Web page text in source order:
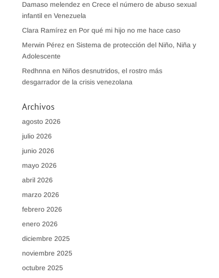
Damaso melendez en Crece el número de abuso sexual
infantil en Venezuela
Clara Ramírez en Por qué mi hijo no me hace caso
Merwin Pérez en Sistema de protección del Niño, Niña y
Adolescente
Redhnna en Niños desnutridos, el rostro más
desgarrador de la crisis venezolana
Archivos
agosto 2026
julio 2026
junio 2026
mayo 2026
abril 2026
marzo 2026
febrero 2026
enero 2026
diciembre 2025
noviembre 2025
octubre 2025